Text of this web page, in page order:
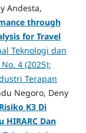
Andesta,
through
for Travel
Teknologi dan
4 (2025):
Terapan
Negoro, Deny
K3 Di
Dan